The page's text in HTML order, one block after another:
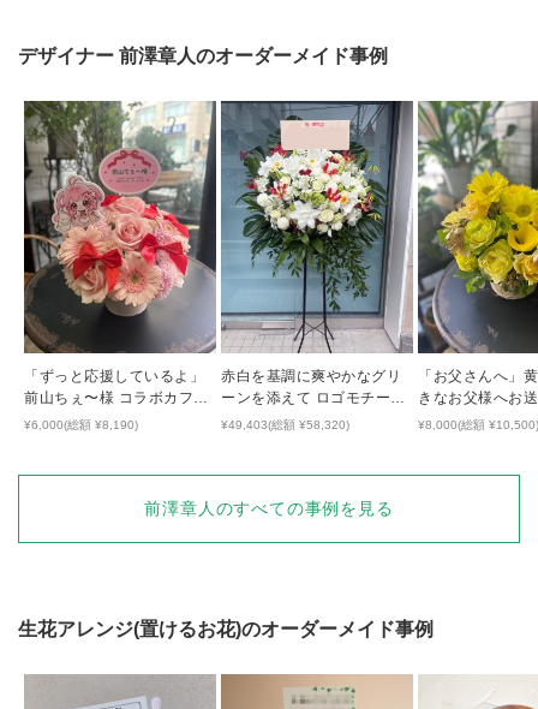
デザイナー 前澤章人のオーダーメイド事例
「ずっと応援しているよ」
前山ちぇ〜様 コラボカフェ
開催祝い花
¥6,000(総額 ¥8,190)
赤白を基調に爽やかなグリ
ーンを添えて ロゴモチーフ
のハートが隠れた開店祝い
¥49,403(総額 ¥58,320)
「お父さんへ」
きなお父様へお
気の出るアレン
¥8,000(総額
前澤章人のすべての事例を見る
生花アレンジ(置けるお花)のオーダーメイド事例